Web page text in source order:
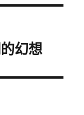
幻想